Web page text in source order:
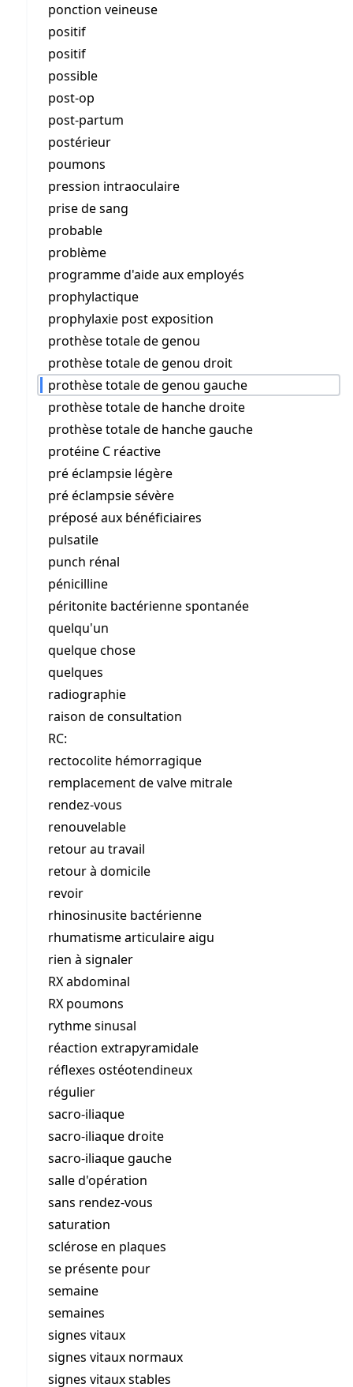
ponction veineuse
positif
positif
possible
post-op
post-partum
postérieur
poumons
pression intraoculaire
prise de sang
probable
problème
programme d'aide aux employés
prophylactique
prophylaxie post exposition
prothèse totale de genou
prothèse totale de genou droit
prothèse totale de genou gauche
prothèse totale de hanche droite
prothèse totale de hanche gauche
protéine C réactive
pré éclampsie légère
pré éclampsie sévère
préposé aux bénéficiaires
pulsatile
punch rénal
pénicilline
péritonite bactérienne spontanée
quelqu'un
quelque chose
quelques
radiographie
raison de consultation
RC:
rectocolite hémorragique
remplacement de valve mitrale
rendez-vous
renouvelable
retour au travail
retour à domicile
revoir
rhinosinusite bactérienne
rhumatisme articulaire aigu
rien à signaler
RX abdominal
RX poumons
rythme sinusal
réaction extrapyramidale
réflexes ostéotendineux
régulier
sacro-iliaque
sacro-iliaque droite
sacro-iliaque gauche
salle d'opération
sans rendez-vous
saturation
sclérose en plaques
se présente pour
semaine
semaines
signes vitaux
signes vitaux normaux
signes vitaux stables